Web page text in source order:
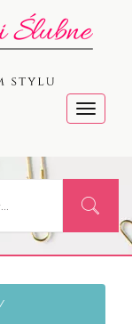
Menu